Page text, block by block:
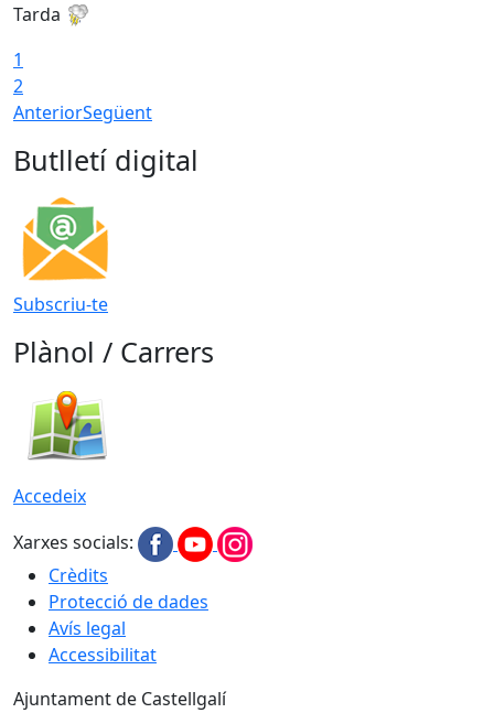
Tarda
1
2
AnteriorSegüent
Butlletí digital
Subscriu-te
Plànol / Carrers
Accedeix
Xarxes socials:
Crèdits
Protecció de dades
Avís legal
Accessibilitat
Ajuntament de Castellgalí